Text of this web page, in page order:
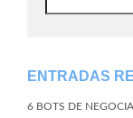
ENTRADAS
6 BOTS DE